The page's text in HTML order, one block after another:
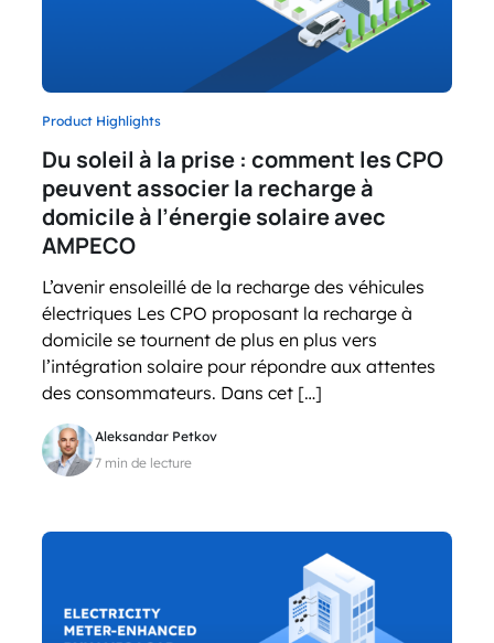
Product Highlights
Du soleil à la prise : comment les CPO
peuvent associer la recharge à
domicile à l’énergie solaire avec
AMPECO
L’avenir ensoleillé de la recharge des véhicules
électriques Les CPO proposant la recharge à
domicile se tournent de plus en plus vers
l’intégration solaire pour répondre aux attentes
des consommateurs. Dans cet […]
Aleksandar Petkov
7 min de lecture